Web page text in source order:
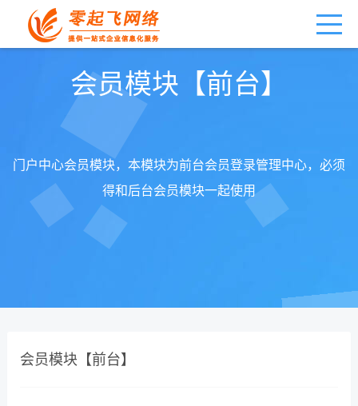
会员模块【前台】
门户中心会员模块，本模块为前台会员登录管理中心，必须
得和后台会员模块一起使用
会员模块【前台】